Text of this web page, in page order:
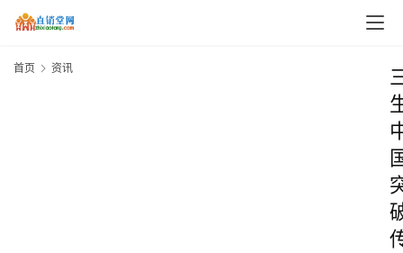
首页 资讯